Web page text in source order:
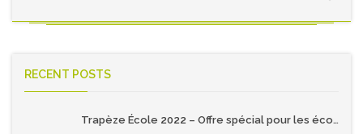
RECENT POSTS
Trapèze École 2022 – Offre spécial pour les écoles primaires du Québec!